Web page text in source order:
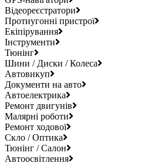
Відеореєстратори
Протиугонні пристрої
Екіпірування
Інструменти
Тюнінг
Шини / Диски / Колеса
Автовикуп
Документи на авто
Автоелектрика
Ремонт двигунів
Малярні роботи
Ремонт ходової
Скло / Оптика
Тюнінг / Салон
Автоосвітлення